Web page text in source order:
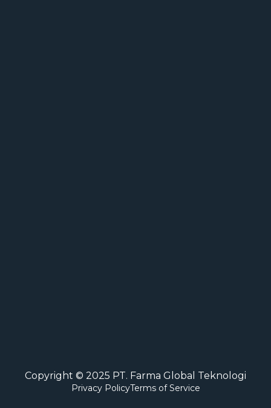
Copyright © 2025 PT. Farma Global Teknologi
Privacy PolicyTerms of Service